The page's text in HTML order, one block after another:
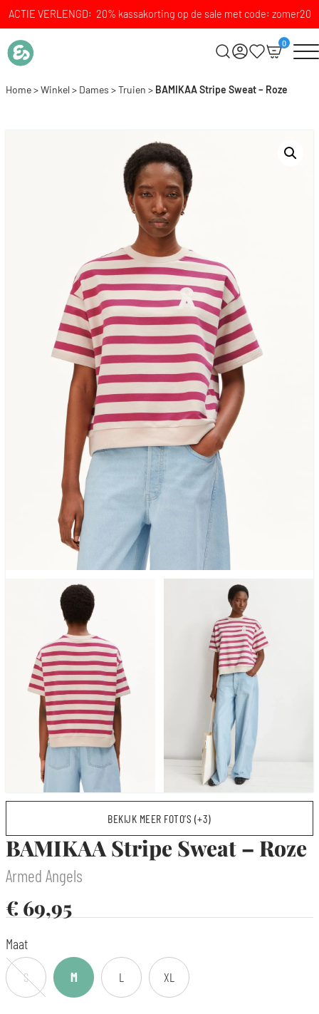
ACTIE VERLENGD: 20% kassakorting op de sale met code: zomer20
0
Home>Winkel> Dames >Truien > BAMIKAA Stripe Sweat – Roze
BEKIJK MEER FOTO’S (+3)
BAMIKAA Stripe Sweat – Roze
Armed Angels
€ 69,95
Maat
S M L XL